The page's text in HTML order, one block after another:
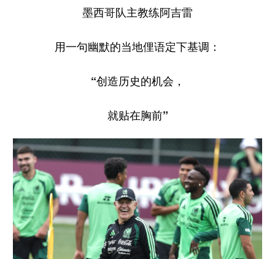
墨西哥队主教练阿吉雷
用一句幽默的当地俚语定下基调：
“创造历史的机会，
就贴在胸前”